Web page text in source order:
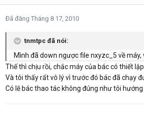
Đã đăng Tháng 8 17, 2010
tnmtpc đã nói:
Mình đã down ngược file nxyzc_5 về
Thế thì chịu rồi, chắc máy của bác có thiết
Và tôi thấy rất vô lý vì trước đó bác đã chạy
Có lẽ bác thao tác không đúng như tôi